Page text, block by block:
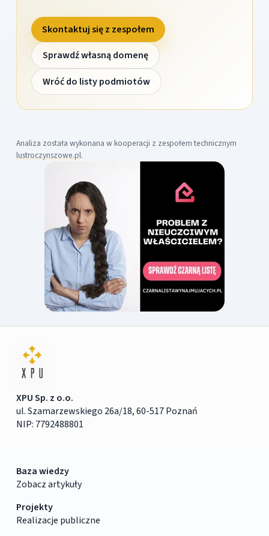
Skontaktuj się z zespołem
Sprawdź własną domenę
Wróć do listy podmiotów
Analiza została wykonana w kooperacji z zespołem technicznym
lustroczynszowe.pl.
XPU Sp. z o.o.
ul. Szamarzewskiego 26a/18, 60-517 Poznań
NIP: 7792488801
Baza wiedzy
Zobacz artykuły
Projekty
Realizacje publiczne